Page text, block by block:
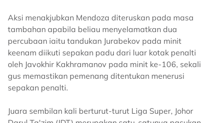
Aksi menakjubkan Mendoza diteruskan pada masa
tambahan apabila beliau menyelamatkan dua
percubaan iaitu tandukan Jurabekov pada minit
keenam diikuti sepakan padu dari luar kotak penalti
oleh Javokhir Kakhramanov pada minit ke-106, sekali
gus memastikan pemenang ditentukan menerusi
sepakan penalti.
Juara sembilan kali berturut-turut Liga Super, Johor